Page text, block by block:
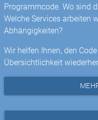
Programmcode. Wo sind
Welche Services arbeiten
Abhängigkeiten?
Wir helfen Ihnen, den
Übersichtlichkeit